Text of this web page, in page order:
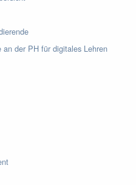
der PH für digitales Lehren